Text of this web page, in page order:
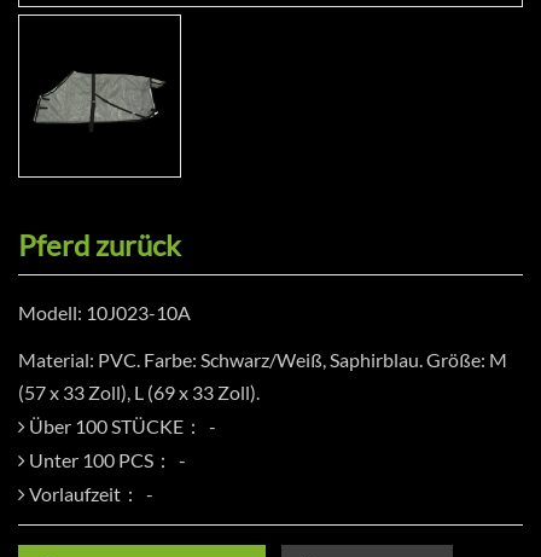
Pferd zurück
Modell: 10J023-10A
Material: PVC. Farbe: Schwarz/Weiß, Saphirblau. Größe: M
(57 x 33 Zoll), L (69 x 33 Zoll).
Über 100 STÜCKE：
Unter 100 PCS：
Vorlaufzeit：